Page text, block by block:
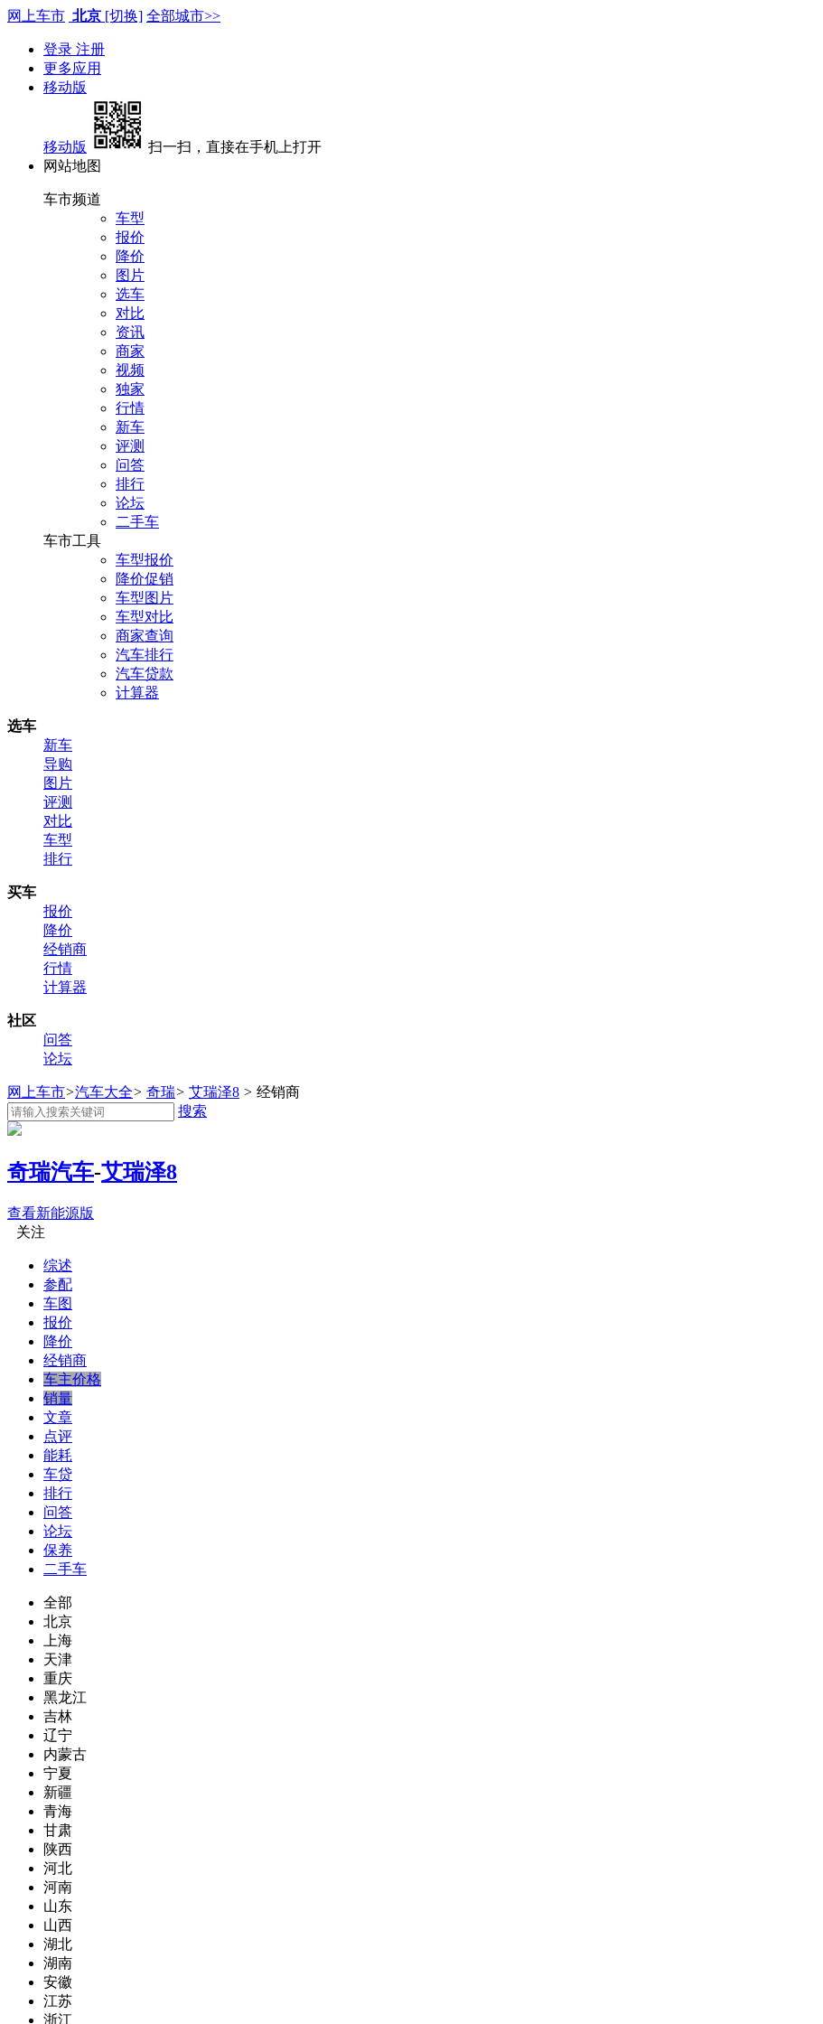
网上车市 北京 [切换] 全部城市>>
登录 注册
更多应用
移动版
移动版
扫一扫，直接在手机上打开
网站地图
车市频道
车型
报价
降价
图片
选车
对比
资讯
商家
视频
独家
行情
新车
评测
问答
排行
论坛
二手车
车市工具
车型报价
降价促销
车型图片
车型对比
商家查询
汽车排行
汽车贷款
计算器
选车
新车
导购
图片
评测
对比
车型
排行
买车
报价
降价
经销商
行情
计算器
社区
问答
论坛
网上车市>汽车大全> 奇瑞> 艾瑞泽8 > 经销商
搜索
奇瑞汽车-艾瑞泽8
查看新能源版
关注
综述
参配
车图
报价
降价
经销商
车主价格
销量
文章
点评
能耗
车贷
排行
问答
论坛
保养
二手车
全部
北京
上海
天津
重庆
黑龙江
吉林
辽宁
内蒙古
宁夏
新疆
青海
甘肃
陕西
河北
河南
山东
山西
湖北
湖南
安徽
江苏
浙江